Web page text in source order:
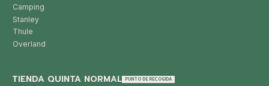
Camping
Stanley
Thule
Overland
TIENDA QUINTA NORMAL PUNTO DE RECOGIDA